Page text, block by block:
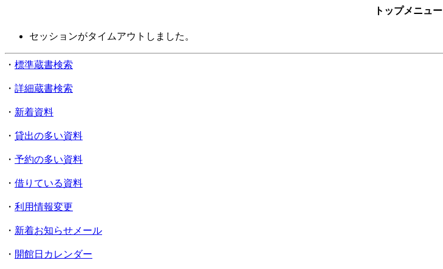
トップメニュー
セッションがタイムアウトしました。
・ 標準蔵書検索
・ 詳細蔵書検索
・ 新着資料
・ 貸出の多い資料
・ 予約の多い資料
・ 借りている資料
・ 利用情報変更
・ 新着お知らせメール
・ 開館日カレンダー